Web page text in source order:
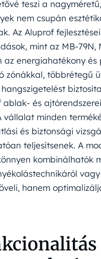
teszi a
nem csupán
Az Aluprof
mint az MB-79N,
energiahatékony
zónákkal, többrétegű
ablak- és
vállalat minden
és biztonsági
teljesítsenek. A
kombinálhatók
hanem